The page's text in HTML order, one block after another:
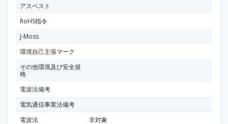
アスベスト
RoHS指令
J-Moss
環境自己主張マーク
その他環境及び安全規
格
電波法備考
電気通信事業法備考
電波法
非対象